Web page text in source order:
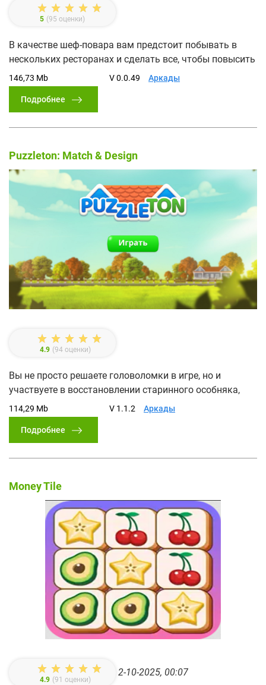
5 (95 оценки)
В качестве шеф-повара вам предстоит побывать в
нескольких ресторанах и сделать все, чтобы повысить
146,73 Mb V 0.0.49 Аркады
Подробнее
Puzzleton: Match & Design
4.9 (94 оценки)
Вы не просто решаете головоломки в игре, но и
участвуете в восстановлении старинного особняка,
114,29 Mb V 1.1.2 Аркады
Подробнее
Money Tile
4.9 (91 оценки)
2-10-2025, 00:07